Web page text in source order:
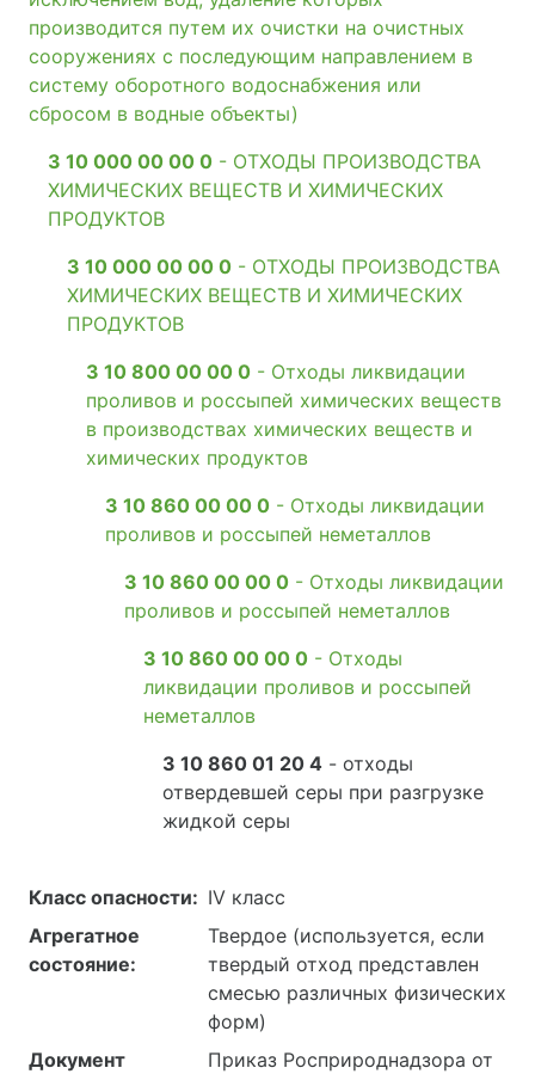
производится путем их очистки на очистных
сооружениях с последующим направлением в
систему оборотного водоснабжения или
сбросом в водные объекты)
3 10 000 00 00 0 - ОТХОДЫ ПРОИЗВОДСТВА
ХИМИЧЕСКИХ ВЕЩЕСТВ И ХИМИЧЕСКИХ
ПРОДУКТОВ
3 10 000 00 00 0 - ОТХОДЫ ПРОИЗВОДСТВА
ХИМИЧЕСКИХ ВЕЩЕСТВ И ХИМИЧЕСКИХ
ПРОДУКТОВ
3 10 800 00 00 0 - Отходы ликвидации
проливов и россыпей химических веществ
в производствах химических веществ и
химических продуктов
3 10 860 00 00 0 - Отходы ликвидации
проливов и россыпей неметаллов
3 10 860 00 00 0 - Отходы ликвидации
проливов и россыпей неметаллов
3 10 860 00 00 0 - Отходы
ликвидации проливов и россыпей
неметаллов
3 10 860 01 20 4 - отходы
отвердевшей серы при разгрузке
жидкой серы
Класс опасности: IV класс
Агрегатное
состояние:
Твердое (используется, если
твердый отход представлен
смесью различных физических
форм)
Документ
Приказ Росприроднадзора от